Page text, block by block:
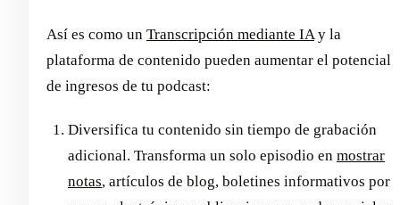
Así es como un Transcripción mediante IA y la
plataforma de contenido pueden aumentar el potencial
de ingresos de tu podcast:
Diversifica tu contenido sin tiempo de grabación
adicional. Transforma un solo episodio en mostrar
notas, artículos de blog, boletines informativos por